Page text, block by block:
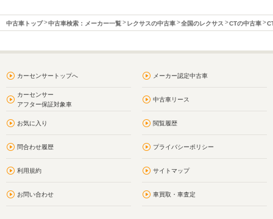
中古車トップ 中古車検索：メーカー一覧 レクサスの中古車 全国のレクサス CTの中古車
カーセンサートップへ メーカー認定中古車
カーセンサー
アフター保証対象車
中古車リース
お気に入り 閲覧履歴
問合わせ履歴 プライバシーポリシー
利用規約 サイトマップ
お問い合わせ 車買取・車査定